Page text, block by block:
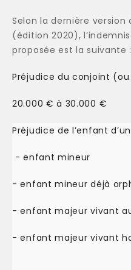
Selon la dernière version
(édition 2020),
proposée est la suivante :
Préjudice du conjoint
20.000 € à 30.000 €
Préjudice de l’enfant
- enfant mineur
- enfant mineur déjà
- enfant majeur vivant
- enfant majeur vivant